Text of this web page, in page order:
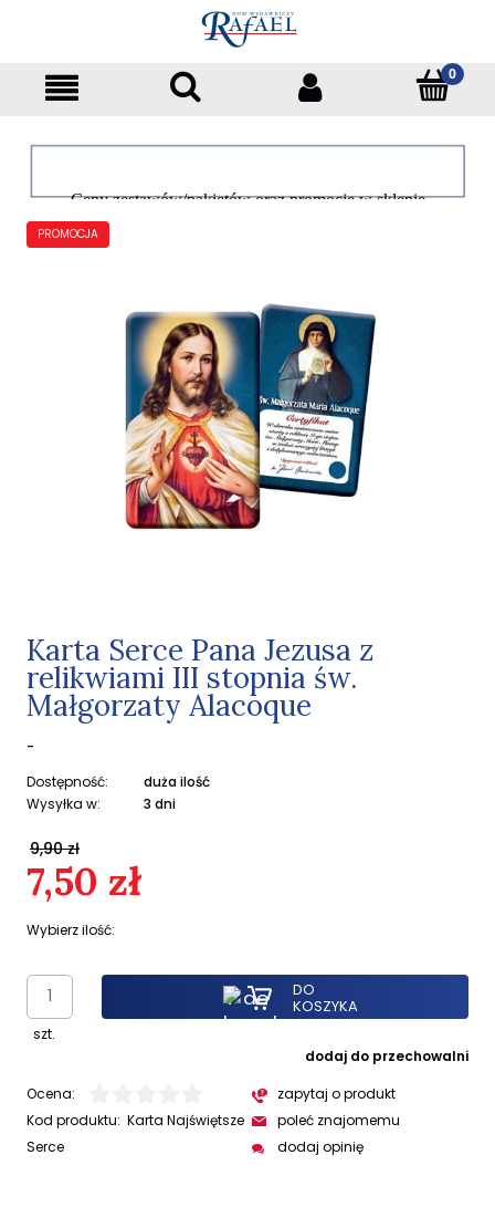
Ceny zestawów/pakietów oraz promocje w sklepie
dotyczą tylko klientów indywidualnych
PROMOCJA
Karta Serce Pana Jezusa z
relikwiami III stopnia św.
Małgorzaty Alacoque
-
Dostępność:
duża ilość
Wysyłka w:
3 dni
7,50 zł
Wybierz ilość:
9,90 zł
szt.
DO
KOSZYKA
dodaj do przechowalni
Ocena:
Kod produktu: Karta Najświętsze
Serce
zapytaj o produkt
poleć znajomemu
dodaj opinię